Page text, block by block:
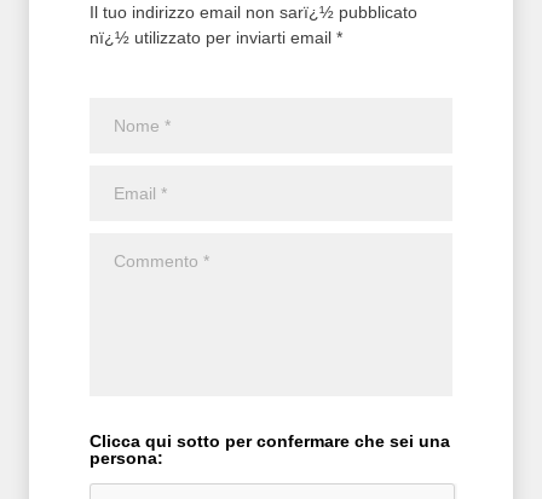
Il tuo indirizzo email non sarï¿½ pubblicato
nï¿½ utilizzato per inviarti email *
Clicca qui sotto per confermare che sei una
persona: